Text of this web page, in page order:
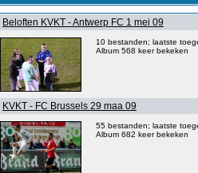
Beloften KVKT - Antwerp FC 1 mei 09
10 bestanden; laatste
Album 568 keer bekeken
KVKT - FC Brussels 29 maa 09
55 bestanden; laatste
Album 682 keer bekeken